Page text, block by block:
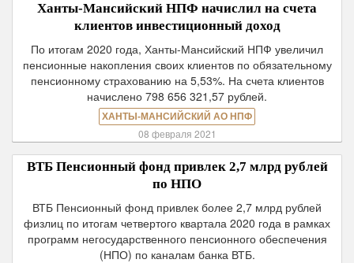
Ханты-Мансийский НПФ начислил на счета
клиентов инвестиционный доход
По итогам 2020 года, Ханты-Мансийский НПФ увеличил
пенсионные накопления своих клиентов по обязательному
пенсионному страхованию на 5,53%. На счета клиентов
начислено 798 656 321,57 рублей.
ХАНТЫ-МАНСИЙСКИЙ АО НПФ
08 февраля 2021
ВТБ Пенсионный фонд привлек 2,7 млрд рублей
по НПО
ВТБ Пенсионный фонд привлек более 2,7 млрд рублей
физлиц по итогам четвертого квартала 2020 года в рамках
программ негосударственного пенсионного обеспечения
(НПО) по каналам банка ВТБ.